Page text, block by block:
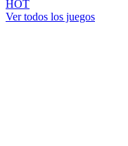
HOT
Ver todos los juegos